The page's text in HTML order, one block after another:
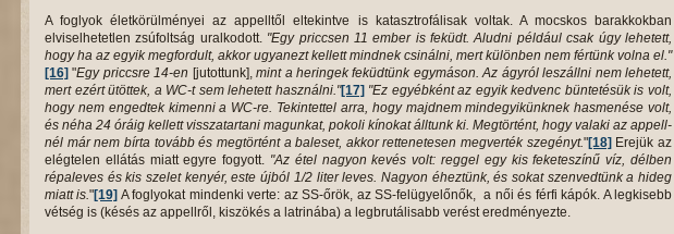
A foglyok életkörülményei az appelltől eltekintve is katasztrofálisak voltak. A mocskos barakkokban
elviselhetetlen zsúfoltság uralkodott. "Egy priccsen 11 ember is feküdt. Aludni például csak úgy lehetett,
hogy ha az egyik megfordult, akkor ugyanezt kellett mindnek csinálni, mert különben nem fértünk volna el."
[16] "Egy priccsre 14-en [jutottunk],mint a heringek feküdtünk egymáson. Az ágyról leszállni nem lehetett,
mert ezért ütöttek, a WC-t sem lehetett használni."[17] "Ez egyébként az egyik kedvenc büntetésük is volt,
hogy nem engedtek kimenni a WC-re. Tekintettel arra, hogy majdnem mindegyikünknek hasmenése volt,
és néha 24 óráig kellett visszatartani magunkat, pokoli kínokat álltunk ki. Megtörtént, hogy valaki az appell-
nél már nem bírta tovább és megtörtént a baleset, akkor rettenetesen megverték szegényt."[18] Erejük az
elégtelen ellátás miatt egyre fogyott. "Az étel nagyon kevés volt: reggel egy kis feketeszínű víz, délben
répaleves és kis szelet kenyér, este újból 1/2 liter leves. Nagyon éheztünk, és sokat szenvedtünk a hideg
miatt is."[19] A foglyokat mindenki verte: az SS-őrök, az SS-felügyelőnők, a női és férfi kápók. A legkisebb
vétség is (késés az appellről, kiszökés a latrinába) a legbrutálisabb verést eredményezte.